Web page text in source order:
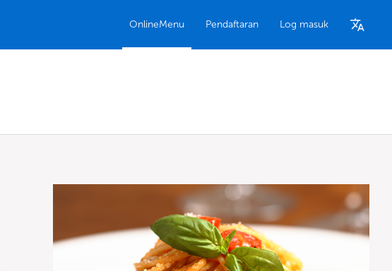
OnlineMenu Pendaftaran Log masuk